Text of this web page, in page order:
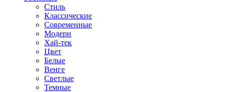
Стиль
Классические
Современные
Модерн
Хай-тек
Цвет
Белые
Венге
Светлые
Темные